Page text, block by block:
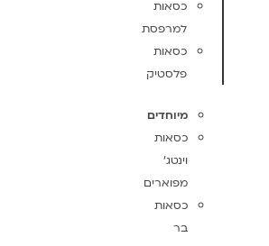
כסאות
למרפסת
כסאות
פלסטיק
מיוחדים
כסאות
וינטג'
מפוארים
כסאות
בר